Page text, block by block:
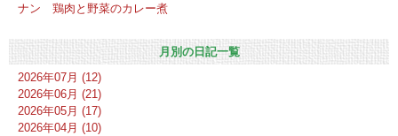
ナン 鶏肉と野菜のカレー煮
月別の日記一覧
2026年07月 (12)
2026年06月 (21)
2026年05月 (17)
2026年04月 (10)